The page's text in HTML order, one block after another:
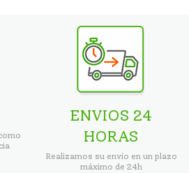
ENVIOS 24
HORAS
Realizamos su envío en un plazo
máximo de 24h